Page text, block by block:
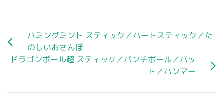
ハミングミント スティック／ハートスティック／た
のしいおさんぽ
ドラゴンボール超 スティック／パンチボール／バッ
ト／ハンマー